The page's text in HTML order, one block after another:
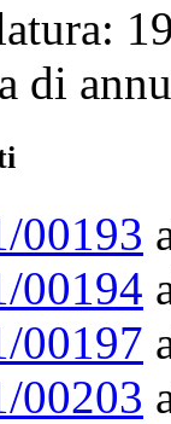
19
di
00193
00194
00197
00203